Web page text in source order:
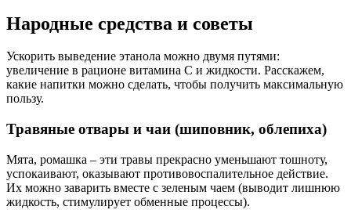
Народные средства и советы
Ускорить выведение этанола можно двумя путями:
увеличение в рационе витамина С и жидкости. Расскажем,
какие напитки можно сделать, чтобы получить максимальную
пользу.
Травяные отвары и чаи (шиповник, облепиха)
Мята, ромашка – эти травы прекрасно уменьшают тошноту,
успокаивают, оказывают противовоспалительное действие.
Их можно заварить вместе с зеленым чаем (выводит лишнюю
жидкость, стимулирует обменные процессы).